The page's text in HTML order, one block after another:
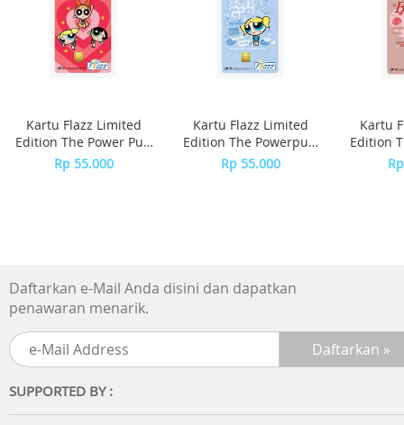
Kartu Flazz Limited
Edition The Power Puff
Girls
Rp 55.000
Kartu Flazz Limited
Edition The Powerpuff
Girls - Bubble
Rp 55.000
Kartu
Edition
Daftarkan e-Mail Anda disini dan dapatkan
penawaran menarik.
SUPPORTED BY :